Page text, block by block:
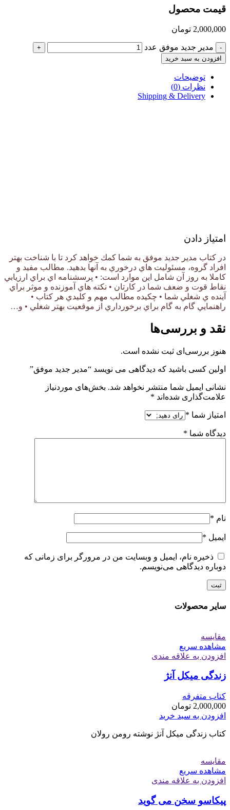
قیمت محصول
2,000,000 تومان
- مدیر جدید موفق عدد
+
افزودن به سبد خرید
توضیحات
نظرات (0)
Shipping & Delivery
امتیاز دادن
در كتاب مدیر جدید موفق به شما كمك خواهد کرد تا با شناخت بهتر
افراد گروه، مسئوليت هاي درخوري به آنها بدهيد. مطالب مفيد و
كاملا به روز آن شامل اين موارد است: • پرسشنامه اي براي ارزيابي
نقاط قوت و ضعف شما در كارتان • نكته هاي آموزنده و موثر براي
آينده ي شغلي شما • چكيده مطالب مهم و كليدي هر كتاب •
راهنمايي گام به گام براي برخورداري از موقعيت بهتر شغلي • و…
نقد و بررسی‌ها
هنوز بررسی‌ای ثبت نشده است.
اولین کسی باشید که دیدگاهی می نویسد “مدیر جدید موفق”
نشانی ایمیل شما منتشر نخواهد شد. بخش‌های موردنیاز
علامت‌گذاری شده‌اند *
امتیاز شما *
دیدگاه شما *
نام *
ایمیل *
ذخیره نام، ایمیل و وبسایت من در مرورگر برای زمانی که
دوباره دیدگاهی می‌نویسم.
سایر محصولات
مقایسه
مشاهده سریع
افزودن به علاقه مندی
زندگی میکل آنژ
کتاب متفرقه
2,000,000 تومان
افزودن به سبد خرید
کتاب زندگی میکل آنژ نوشته رومن رولان
مقایسه
مشاهده سریع
افزودن به علاقه مندی
پیکاسو سخن می گوید